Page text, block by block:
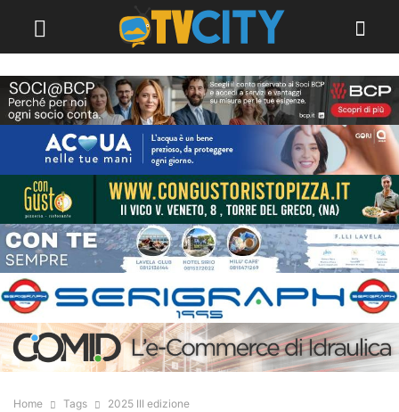
Home Tags 2025 III edizione